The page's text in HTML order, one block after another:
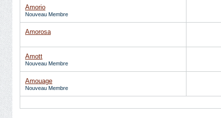
Amorio
Nouveau Membre
Amorosa
Amott
Nouveau Membre
Amouage
Nouveau Membre